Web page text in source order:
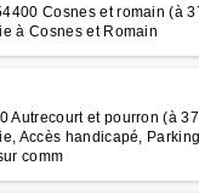
Cosnes et romain (à
à Cosnes et Romain
Autrecourt et pourron (à
Accès handicapé,
comm